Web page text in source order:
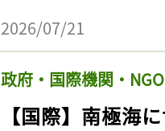
2026/07/21
政府・国際機関・NGO
【国際】南極海